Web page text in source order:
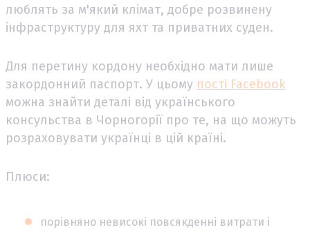
люблять за м'який клімат, добре розвинену
інфраструктуру для яхт та приватних суден.
Для перетину кордону необхідно мати лише
закордонний паспорт. У цьому пості Facebook
можна знайти деталі від українського
консульства в Чорногорії про те, на що можуть
розраховувати українці в цій країні.
Плюси:
порівняно невисокі повсякденні витрати і